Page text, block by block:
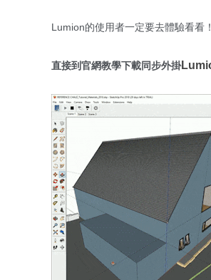
Lumion的使用者一定要去體驗看看！
直接到官網教學下載同步外掛